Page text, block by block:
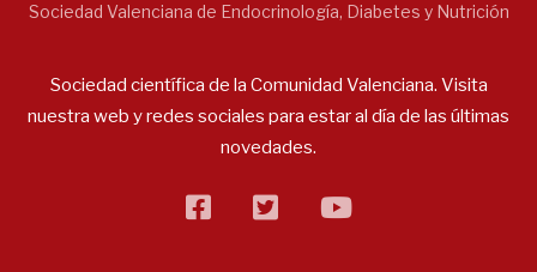
Sociedad Valenciana de Endocrinología, Diabetes y Nutrición
Sociedad científica de la Comunidad Valenciana. Visita
nuestra web y redes sociales para estar al día de las últimas
novedades.
facebooktwitterflickr